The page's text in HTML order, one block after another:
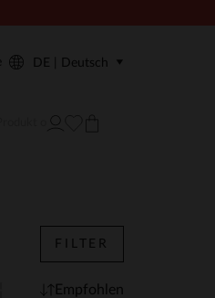
DE | Deutsch
FILTER
Empfohlen